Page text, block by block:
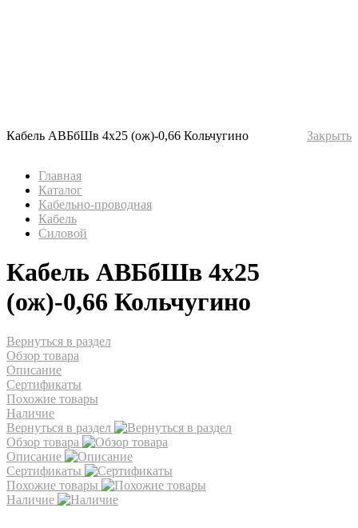
Кабель АВБбШв 4х25 (ож)-0,66 Кольчугино Закрыть
Главная
Каталог
Кабельно-проводная
Кабель
Силовой
Кабель АВБбШв 4х25
(ож)-0,66 Кольчугино
Вернуться в раздел
Обзор товара
Описание
Сертификаты
Похожие товары
Наличие
Вернуться в раздел
Обзор товара
Описание
Сертификаты
Похожие товары
Наличие